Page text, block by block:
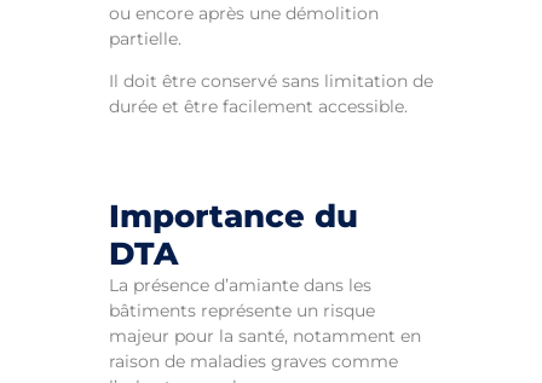
ou encore après une démolition
partielle.
Il doit être conservé sans limitation de
durée et être facilement accessible.
Importance du
DTA
La présence d’amiante dans les
bâtiments représente un risque
majeur pour la santé, notamment en
raison de maladies graves comme